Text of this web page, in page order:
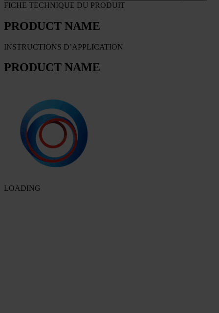
FICHE TECHNIQUE DU PRODUIT
PRODUCT NAME
INSTRUCTIONS D’APPLICATION
PRODUCT NAME
LOADING